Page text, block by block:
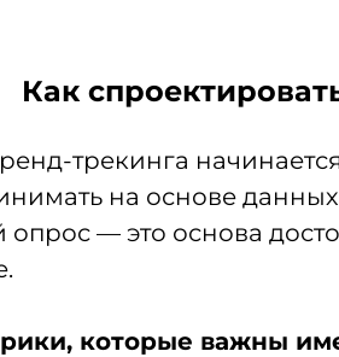
Как
трекинга
на основе
— это основа
которые важны